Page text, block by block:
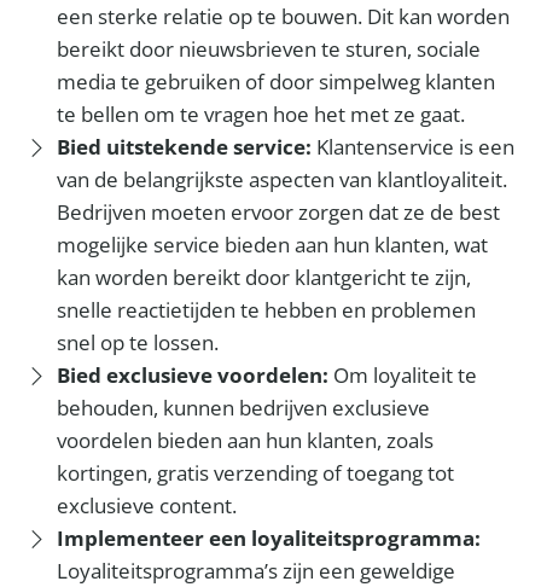
een ​​sterke relatie op te bouwen. Dit kan worden
bereikt door nieuwsbrieven te sturen, sociale
media te gebruiken of door simpelweg klanten
te bellen om te vragen hoe het met ze gaat.
Bied uitstekende service: Klantenservice is een
van de belangrijkste aspecten van klantloyaliteit.
Bedrijven moeten ervoor zorgen dat ze de best
mogelijke service bieden aan hun klanten, wat
kan worden bereikt door klantgericht te zijn,
snelle reactietijden te hebben en problemen
snel op te lossen.
Bied exclusieve voordelen: Om loyaliteit te
behouden, kunnen bedrijven exclusieve
voordelen bieden aan hun klanten, zoals
kortingen, gratis verzending of toegang tot
exclusieve content.
Implementeer een loyaliteitsprogramma:
Loyaliteitsprogramma’s zijn een geweldige